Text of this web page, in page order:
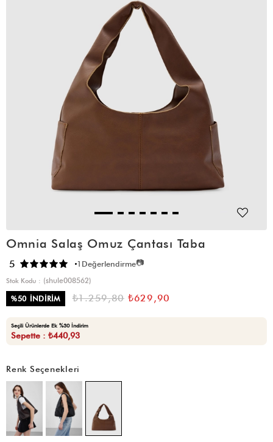
Omnia Salaş Omuz Çantası Taba
5 1 Değerlendirme📷
Stok Kodu
(shule008562)
%50 İNDIRIM ₺1.259,80 ₺629,90
Seçili Ürünlerde Ek %30 İndirim
Sepette : ₺440,93
Renk Seçenekleri